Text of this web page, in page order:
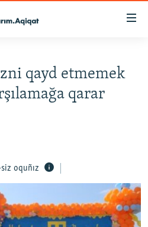
qayd etmemek
qarar
oquñız